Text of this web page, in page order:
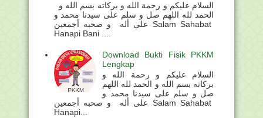
الحمد لله اللهم صل و سلم على سيدنا محمد و
على أله و صحبه أجمعين Salam Sahabat
Hanapi Bani ....
Download Bukti Fisik PKKM
Lengkap
السلام عليكم و رحمة الله و
بركاته بسم الله و الحمد لله اللهم
صل و سلم على سيدنا محمد و
على أله و صحبه أجمعين Salam Sahabat
Hanapi...